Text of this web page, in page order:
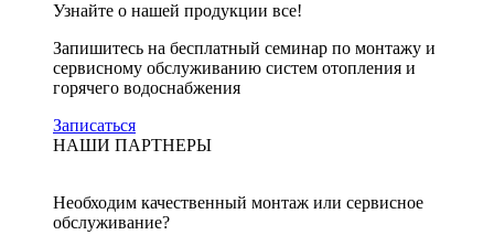
Узнайте о нашей продукции все!
Запишитесь на бесплатный семинар по монтажу и
сервисному обслуживанию систем отопления и
горячего водоснабжения
Записаться
НАШИ ПАРТНЕРЫ
Необходим качественный монтаж или сервисное
обслуживание?